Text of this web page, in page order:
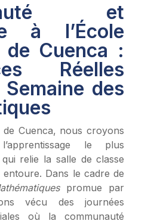
et
à l’École
de Cuenca :
Réelles
des
de Cuenca, nous croyons
le plus
relie la salle de classe
Dans le cadre de
promue par
vécu des journées
où la communauté